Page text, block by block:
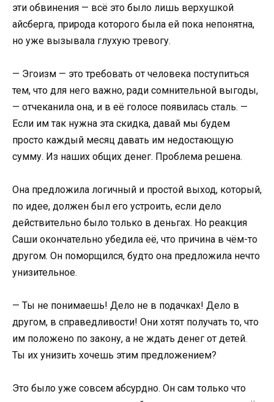
эти обвинения — всё это было лишь верхушкой
айсберга, природа которого была ей пока непонятна,
но уже вызывала глухую тревогу.
— Эгоизм — это требовать от человека поступиться
тем, что для него важно, ради сомнительной выгоды,
— отчеканила она, и в её голосе появилась сталь. —
Если им так нужна эта скидка, давай мы будем
просто каждый месяц давать им недостающую
сумму. Из наших общих денег. Проблема решена.
Она предложила логичный и простой выход, который,
по идее, должен был его устроить, если дело
действительно было только в деньгах. Но реакция
Саши окончательно убедила её, что причина в чём-то
другом. Он поморщился, будто она предложила нечто
унизительное.
— Ты не понимаешь! Дело не в подачках! Дело в
другом, в справедливости! Они хотят получать то, что
им положено по закону, а не ждать денег от детей.
Ты их унизить хочешь этим предложением?
Это было уже совсем абсурдно. Он сам только что